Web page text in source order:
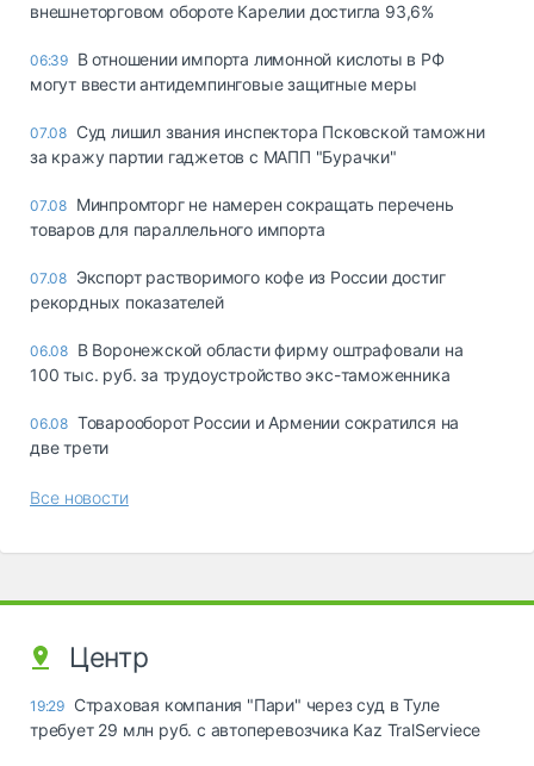
внешнеторговом обороте Карелии достигла 93,6%
06:39 В отношении импорта лимонной кислоты в РФ
могут ввести антидемпинговые защитные меры
07.08 Суд лишил звания инспектора Псковской таможни
за кражу партии гаджетов с МАПП "Бурачки"
07.08 Минпромторг не намерен сокращать перечень
товаров для параллельного импорта
07.08 Экспорт растворимого кофе из России достиг
рекордных показателей
06.08 В Воронежской области фирму оштрафовали на
100 тыс. руб. за трудоустройство экс-таможенника
06.08 Товарооборот России и Армении сократился на
две трети
Все новости
Центр
19:29 Страховая компания "Пари" через суд в Туле
требует 29 млн руб. с автоперевозчика Kaz TralServiece